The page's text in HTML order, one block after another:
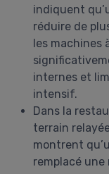
indiquent
réduire de
les machines
internes et
intensif.
Dans la
terrain
montrent
remplacé une